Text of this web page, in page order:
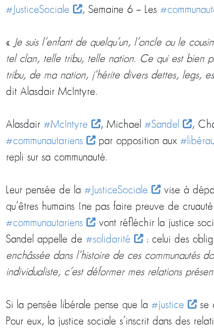
#JusticeSociale , Semaine 6 — Les
« Je suis l’enfant de quelqu’un, l’oncle ou le
tel clan, telle tribu, telle nation. Ce qui est bien
tribu, de ma nation, j’hérite divers dettes, legs,
dit Alasdair McIntyre.
Alasdair #McIntyre , Michael#Sandel ,
#communautariens
par opposition aux
repli sur sa communauté.
Leur pensée de la #JusticeSociale
vise à
qu’êtres humains (ne pas faire preuve de
#communautariens
vont réfléchir la justice
Sandel appelle de #solidarité : celui des
enchâssée dans l’histoire de ces communautés
individualiste, c’est déformer mes relations
Si la pensée libérale pense que la #justice
se
Pour eux, la justice sociale s’inscrit dans des